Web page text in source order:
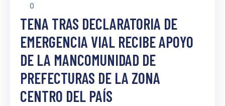
0
TENA TRAS DECLARATORIA DE
EMERGENCIA VIAL RECIBE APOYO
DE LA MANCOMUNIDAD DE
PREFECTURAS DE LA ZONA
CENTRO DEL PAÍS